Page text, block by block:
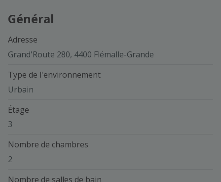
Général
Adresse
Grand'Route 280, 4400 Flémalle-Grande
Type de l'environnement
Urbain
Étage
3
Nombre de chambres
2
Nombre de salles de bain